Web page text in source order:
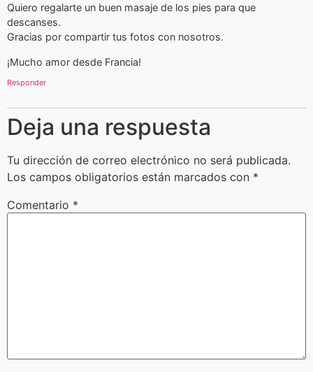
Quiero regalarte un buen masaje de los pies para que
descanses.
Gracias por compartir tus fotos con nosotros.
¡Mucho amor desde Francia!
Responder
Deja una respuesta
Tu dirección de correo electrónico no será publicada.
Los campos obligatorios están marcados con *
Comentario *